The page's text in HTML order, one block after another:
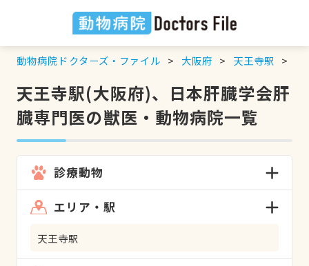
動物病院ドクターズ・ファイル 大阪府 天王寺駅
天王寺駅(大阪府)、日本肝臓学会肝
臓専門医の獣医・動物病院一覧
診療動物
エリア・駅
天王寺駅